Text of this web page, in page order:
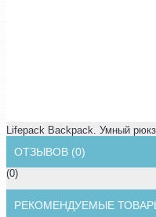
Lifepack Backpack. Умный
ОТЗЫВОВ (0)
(0)
РЕКОМЕНДУЕМЫЕ